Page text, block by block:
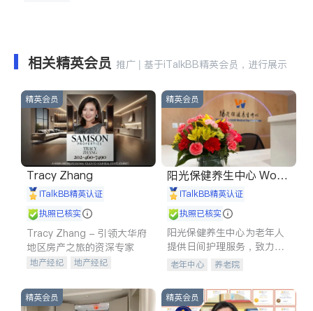
相关精英会员 推广 | 基于iTalkBB精英会员，进行展示
精英会员
Tracy Zhang
iTalkBB精英认证
执照已核实
Tracy Zhang - 引领大华府
地区房产之旅的资深专家
地产经纪
地产经纪
商铺租售
开发商建商
精英会员
阳光保健养生中心 World
shine
iTalkBB精英认证
执照已核实
阳光保健养生中心为老年人
提供日间护理服务，致力于
通过持续的护理创新来有效
老年中心 养老院
精英会员 精英会员